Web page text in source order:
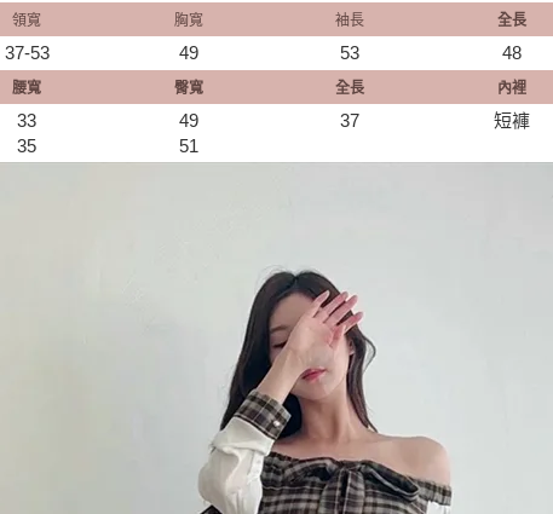
領寬 胸寬 袖長 全長
37-53 49 53 48
腰寬 臀寬 全長 內裡
33
35
49
51
37 短褲